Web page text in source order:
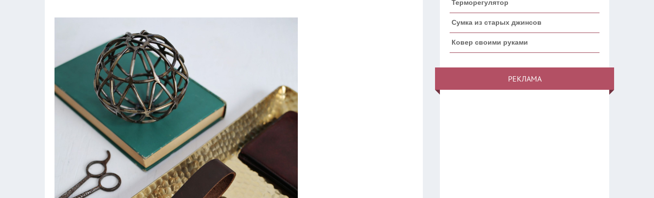
Терморегулятор
Сумка из старых джинсов
Ковер своими руками
РЕКЛАМА